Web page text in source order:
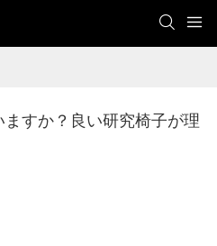
すか？良い研究椅子が理